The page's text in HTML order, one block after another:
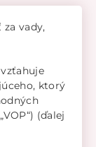
vady,
ktorý
(ďalej